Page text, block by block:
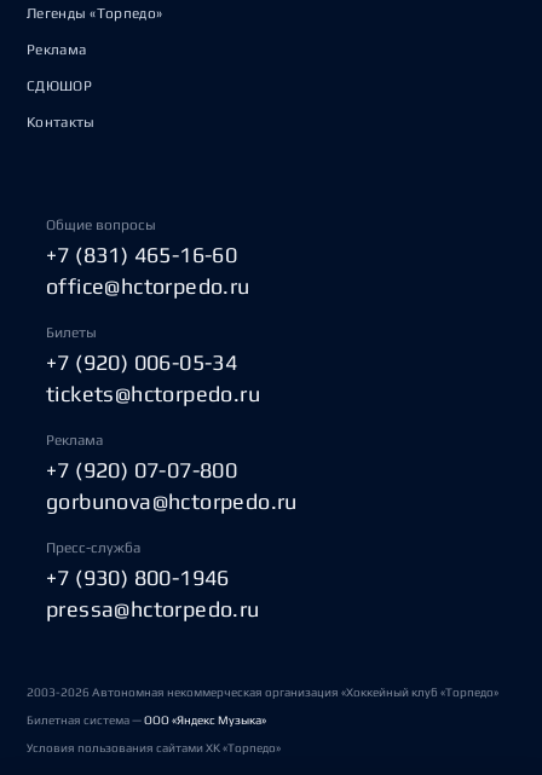
Легенды «Торпедо»
Реклама
СДЮШОР
Контакты
Общие вопросы
+7 (831) 465-16-60
office@hctorpedo.ru
Билеты
+7 (920) 006-05-34
tickets@hctorpedo.ru
Реклама
+7 (920) 07-07-800
gorbunova@hctorpedo.ru
Пресс-служба
+7 (930) 800-1946
pressa@hctorpedo.ru
2003-2026 Автономная некоммерческая организация «Хоккейный клуб «Торпедо»
Билетная система —ООО «Яндекс Музыка»
Условия пользования сайтами ХК «Торпедо»